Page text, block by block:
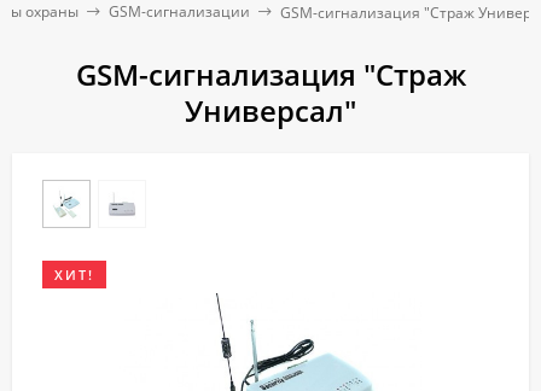
охраны GSM-сигнализации GSM-сигнализация "Страж
GSM-сигнализация "Страж
Универсал"
ХИТ!